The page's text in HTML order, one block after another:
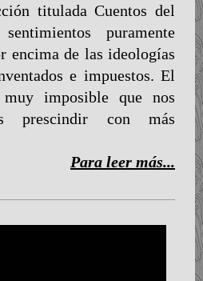
titulada Cuentos del
puramente
encima de las ideologías
e impuestos. El
imposible que nos
prescindir con más
Para leer más...